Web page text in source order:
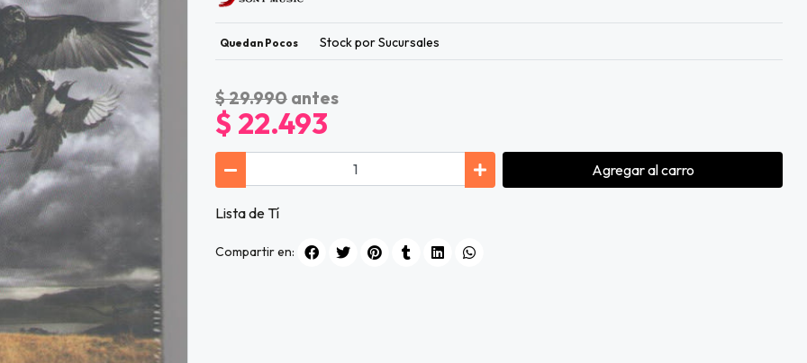
Quedan Pocos Stock por Sucursales
$ 29.990 antes
$ 22.493
Agregaral carro
Lista de Tí
Compartir en: